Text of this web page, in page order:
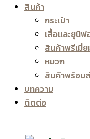
สินค้า
กระเป๋า
เสื้อและยูนิฟ
สินค้าพรีเมี่
หมวก
สินค้าพร้อม
บทความ
ติดต่อ